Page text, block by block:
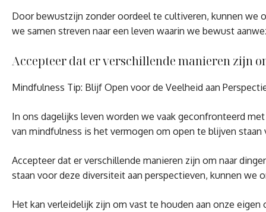
Door bewustzijn zonder oordeel te cultiveren, kunnen we
we samen streven naar een leven waarin we bewust
Accepteer dat er verschillende manieren zijn
Mindfulness Tip: Blijf Open voor de Veelheid aan
In ons dagelijks leven worden we vaak geconfronteerd
van mindfulness is het vermogen om open te blijven
Accepteer dat er verschillende manieren zijn om naar
staan voor deze diversiteit aan perspectieven, kunnen we
Het kan verleidelijk zijn om vast te houden aan onze